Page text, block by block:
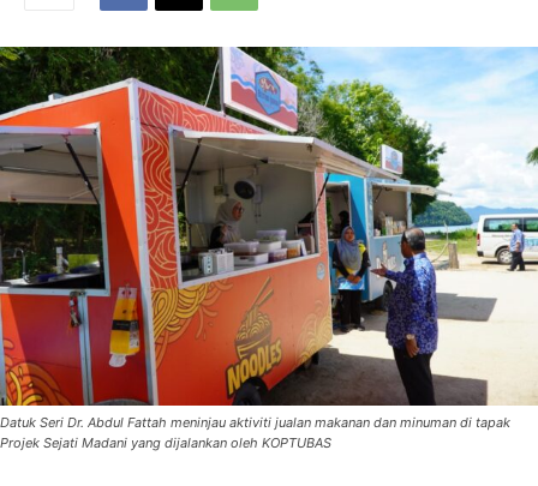
Datuk Seri Dr. Abdul Fattah meninjau aktiviti jualan makanan dan minuman di tapak
Projek Sejati Madani yang dijalankan oleh KOPTUBAS